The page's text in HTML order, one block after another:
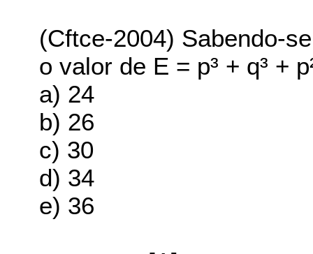
(Cftce-2004) Sabendo-
o valor de E = p³ + q³ +
a) 24
b) 26
c) 30
d) 34
e) 36